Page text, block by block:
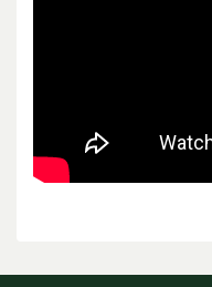
formunu kullanarak